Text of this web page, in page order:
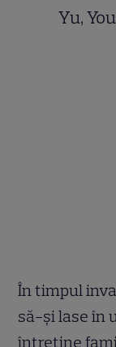
Yu,
În timpul
să-şi lase în
întreţine